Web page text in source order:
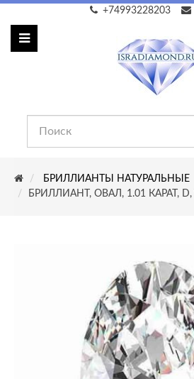
+74993228203
БРИЛЛИАНТЫ НАТУРАЛЬНЫЕ
БРИЛЛИАНТ, ОВАЛ, 1.01 КАРАТ, D,